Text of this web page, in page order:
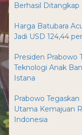
Berhasil
Harga Batubara
Jadi USD 124,44
Presiden Prabowo
Teknologi Anak
Istana
Prabowo
Utama Kemajuan
Indonesia